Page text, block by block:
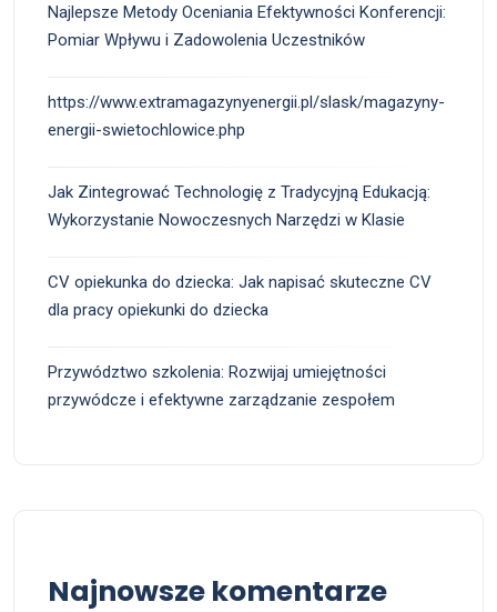
Najlepsze Metody Oceniania Efektywności Konferencji:
Pomiar Wpływu i Zadowolenia Uczestników
https://www.extramagazynyenergii.pl/slask/magazyny-
energii-swietochlowice.php
Jak Zintegrować Technologię z Tradycyjną Edukacją:
Wykorzystanie Nowoczesnych Narzędzi w Klasie
CV opiekunka do dziecka: Jak napisać skuteczne CV
dla pracy opiekunki do dziecka
Przywództwo szkolenia: Rozwijaj umiejętności
przywódcze i efektywne zarządzanie zespołem
Najnowsze komentarze